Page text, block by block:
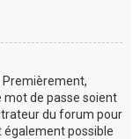
Premièrement,
mot de passe soient
du forum pour
également possible